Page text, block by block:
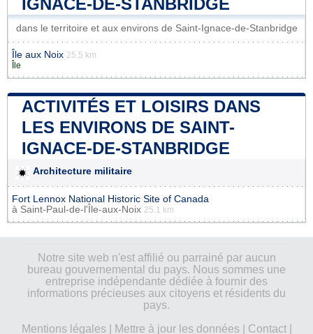
dans le territoire et aux environs de Saint-Ignace-de-Stanbridge
Île aux Noix 25.5 km
Île
ACTIVITÉS ET LOISIRS DANS
LES ENVIRONS DE SAINT-
IGNACE-DE-STANBRIDGE
Architecture militaire
Fort Lennox National Historic Site of Canada
à Saint-Paul-de-l'Île-aux-Noix 25.1 km
Notre site web n'est affilié ou parrainé par aucun
bureau gouvernemental du pays. Nous sommes une
entreprise indépendante dédiée à fournir des
informations précieuses aux citoyens et résidents du
pays.
Mentions légales| Mettre à jour les données| Contact|